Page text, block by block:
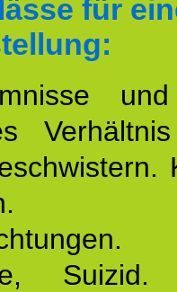
für
Suizid.